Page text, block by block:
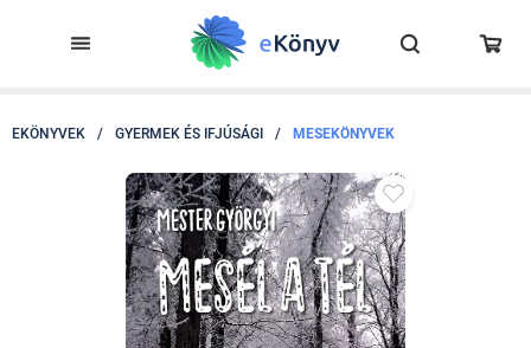
EKÖNYVEK / GYERMEK ÉS IFJÚSÁGI / MESEKÖNYVEK